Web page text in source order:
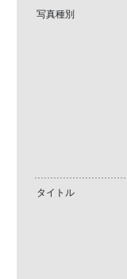
写真種別
タイトル